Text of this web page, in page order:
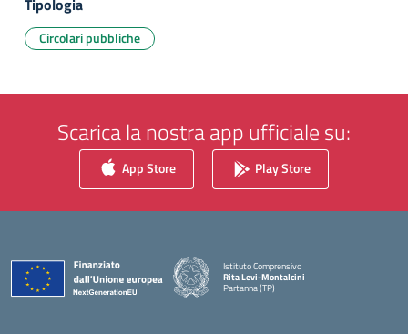
Tipologia
Circolari pubbliche
Scarica la nostra app ufficiale su:
App Store Play Store
Istituto Comprensivo
Rita Levi-Montalcini
Partanna (TP)